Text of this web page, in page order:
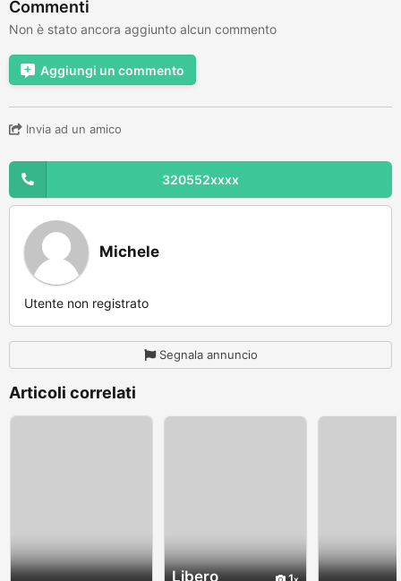
Commenti
Non è stato ancora aggiunto alcun commento
Aggiungi un commento
Invia ad un amico
320552xxxx
Michele
Utente non registrato
Segnala annuncio
Articoli correlati
Libero